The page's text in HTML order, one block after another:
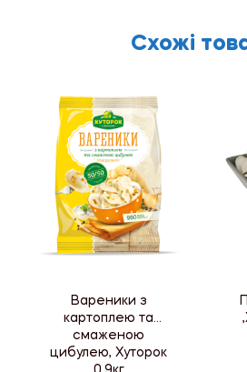
Схожі
Вареники з
картоплею та
смаженою
цибулею, Хуторок